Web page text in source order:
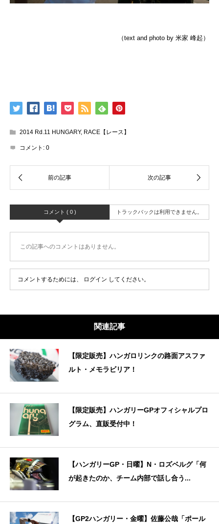
（text and photo by 米家 峰起）
2014 Rd.11 HUNGARY, RACE【レース】
コメント: 0
コメント ( 0 ) トラックバックは利用できません。
この記事へのコメントはありません。
コメントするためには、 ログイン してください。
関連記事
【限定販売】ハンガロリンクの路面アスファ
ルト・メモラビリア！
【限定販売】ハンガリーGPオフィシャルプロ
グラム、直販受付中！
【ハンガリーGP・日曜】N・ロズベルグ「何
が起きたのか、チーム内部で話し合う...
【GP2ハンガリー・金曜】佐藤公哉「ポール